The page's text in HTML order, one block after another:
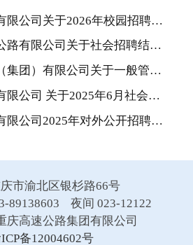
重庆高速公路集团有限公司关于2026年校园招聘拟聘用人员的公示
重庆渝湘复线高速公路有限公司关于社会招聘结果的公示
重庆公路养护工程（集团）有限公司关于一般管理人员选聘结果的公示
重庆首讯科技股份有限公司 关于2025年6月社会招聘结果的公示
重庆双江航运发展有限公司2025年对外公开招聘简章
市渝北区银杉路66号
89138603 夜间 023-12122
庆高速公路集团有限公司
备12004602号